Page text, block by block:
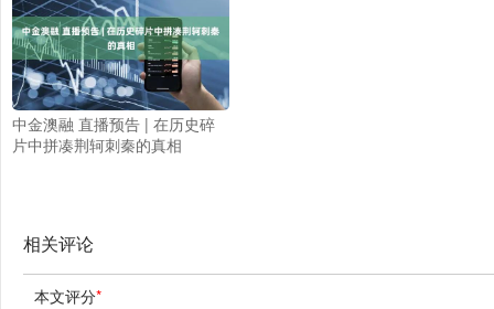
中金澳融 直播预告 | 在历史碎
片中拼凑荆轲刺秦的真相
相关评论
本文评分*